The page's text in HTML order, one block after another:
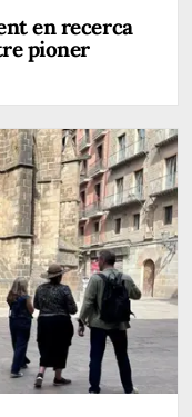
en recerca
pioner